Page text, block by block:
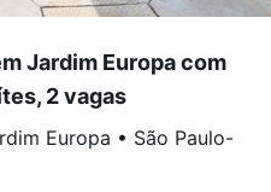
Jardim Europa com
2 vagas
Europa • São Paulo-